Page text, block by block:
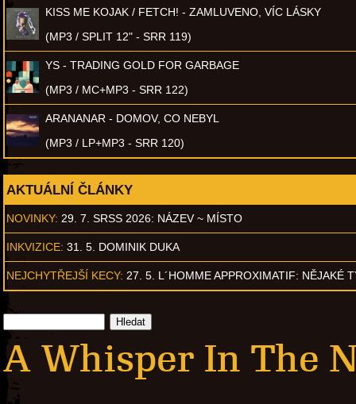
KISS ME KOJAK / FETCH! - ZAMLUVENO, VÍC LÁSKY
(MP3 / SPLIT 12" - SRR 119)
YS - TRADING GOLD FOR GARBAGE
(MP3 / MC+MP3 - SRR 122)
ARANANAR - DOMOV, CO NEBYL
(MP3 / LP+MP3 - SRR 120)
AKTUÁLNÍ ČLÁNKY
NOVINKY: 29. 7. SRSS 2026: NÁZEV ~ MÍSTO
INKVIZICE: 31. 5. DOMINIK DUKA
NEJCHYTŘEJŠÍ KECY: 27. 5. L´HOMME APPROXIMATIF: NĚJAKÉ
A Whisper In The